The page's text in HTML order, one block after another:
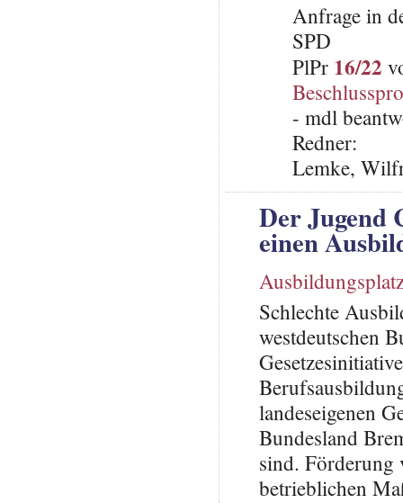
Anfrage in
SPD
PlPr 16/22
- mdl
Redner:
Lemke,
Der Jugend
einen
Schlechte
westdeutschen
landeseigenen
Bundesland
sind.
betrieblichen